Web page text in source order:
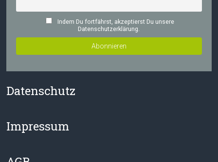
Indem Du fortfährst, akzeptierst Du unsere
Datenschutzerklärung.
Datenschutz
Impressum